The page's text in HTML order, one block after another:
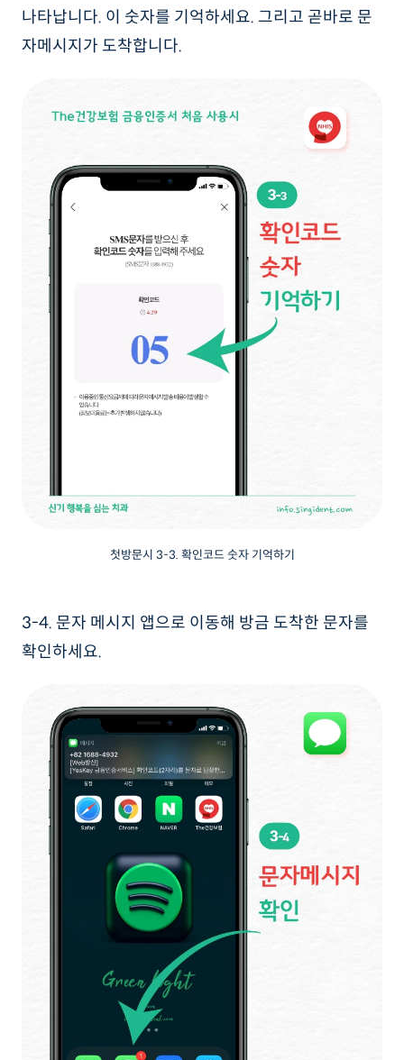
나타납니다. 이 숫자를 기억하세요. 그리고 곧바로 문
자메시지가 도착합니다.
첫방문시 3-3. 확인코드 숫자 기억하기
3-4. 문자 메시지 앱으로 이동해 방금 도착한 문자를
확인하세요.